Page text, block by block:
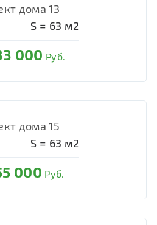
дома 13
S = 63 м2
000 Руб.
дома 15
S = 63 м2
000 Руб.